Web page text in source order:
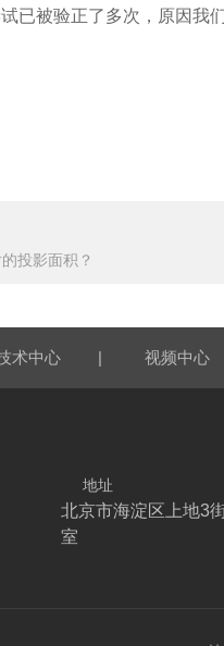
已被验正了多次，原因我
投影面积？
术中心 | 视频中心
地址
北京市海淀区上地3
室